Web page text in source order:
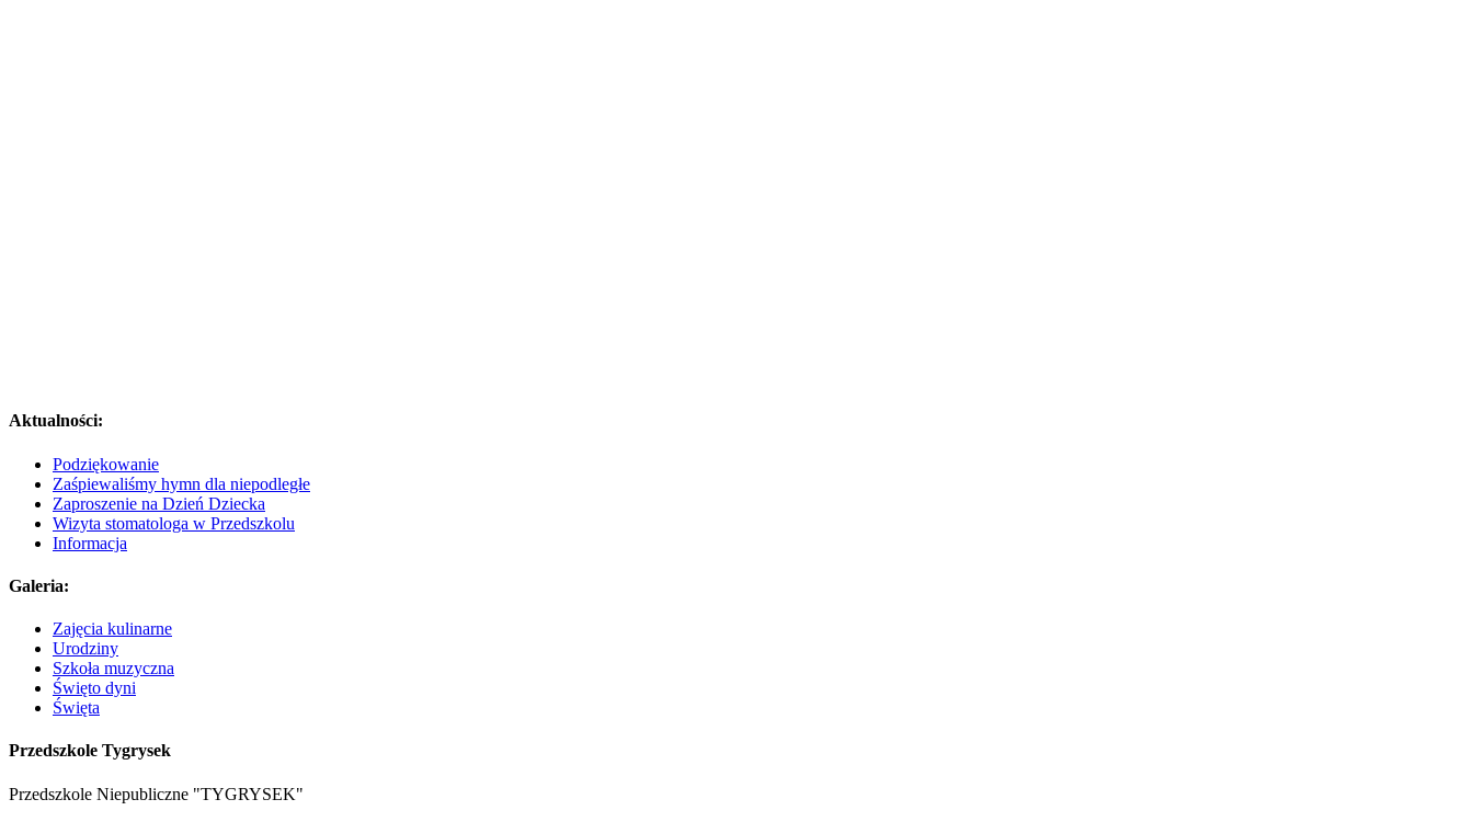
Aktualności:
Podziękowanie
Zaśpiewaliśmy hymn dla niepodległe
Zaproszenie na Dzień Dziecka
Wizyta stomatologa w Przedszkolu
Informacja
Galeria:
Zajęcia kulinarne
Urodziny
Szkoła muzyczna
Święto dyni
Święta
Przedszkole Tygrysek
Przedszkole Niepubliczne "TYGRYSEK"